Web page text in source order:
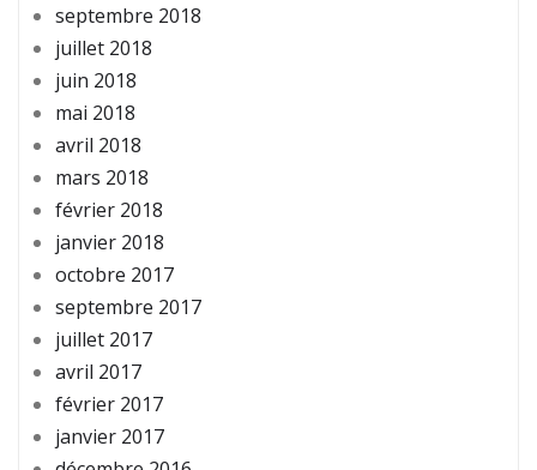
septembre 2018
juillet 2018
juin 2018
mai 2018
avril 2018
mars 2018
février 2018
janvier 2018
octobre 2017
septembre 2017
juillet 2017
avril 2017
février 2017
janvier 2017